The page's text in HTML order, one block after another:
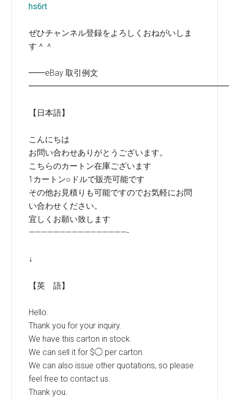
hs6rt
ぜひチャンネル登録をよろしくおねがいしま
す＾＾
━━eBay 取引例文
【日本語】
こんにちは
お問い合わせありがとうございます。
こちらのカートン在庫ございます
1カートン○ドルで販売可能です
その他お見積りも可能ですのでお気軽にお問
い合わせください。
宜しくお願い致します
————————————————-
↓
【英 語】
Hello.
Thank you for your inquiry.
We have this carton in stock.
We can sell it for $◯ per carton.
We can also issue other quotations, so please
feel free to contact us.
Thank you.